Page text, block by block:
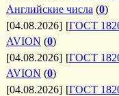
Английские числа (0)
[04.08.2026] [ГОСТ
AVION (0)
[04.08.2026] [ГОСТ
AVION (0)
[04.08.2026] [ГОСТ